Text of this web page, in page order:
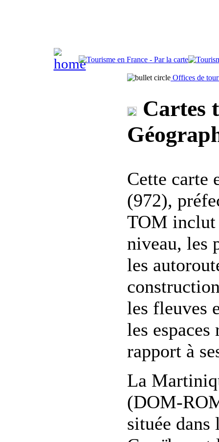
Offices de
Cartes
Cette carte
(972),
TOM inclut
niveau, les
les
les fleuves
les
rapport à
La
(DOM-
située